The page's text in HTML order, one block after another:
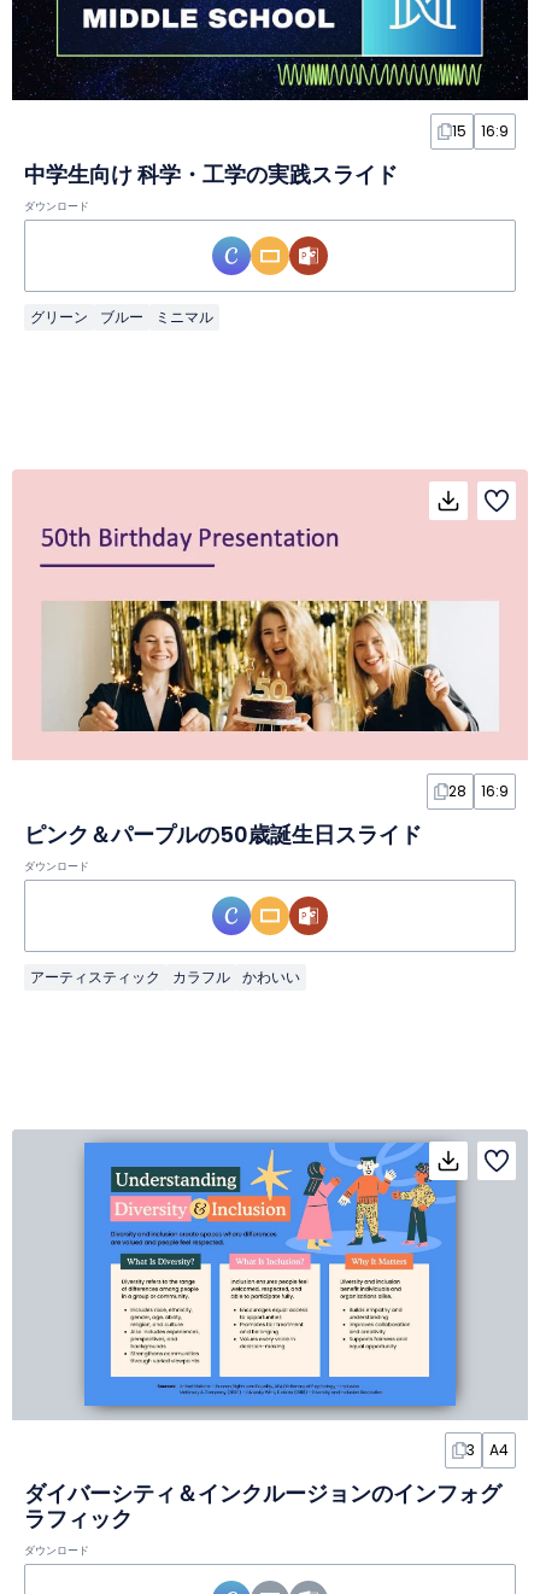
15 16:9
中学生向け 科学・工学の実践スライド
ダウンロード
グリーン ブルー ミニマル
28 16:9
ピンク＆パープルの50歳誕生日スライド
ダウンロード
アーティスティック カラフル かわいい
3 A4
ダイバーシティ＆インクルージョンのインフォグ
ラフィック
ダウンロード